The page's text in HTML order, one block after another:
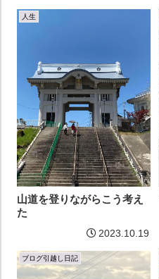
人生
山道を登りながらこう考え
た
2023.10.19
ブログ引越し日記